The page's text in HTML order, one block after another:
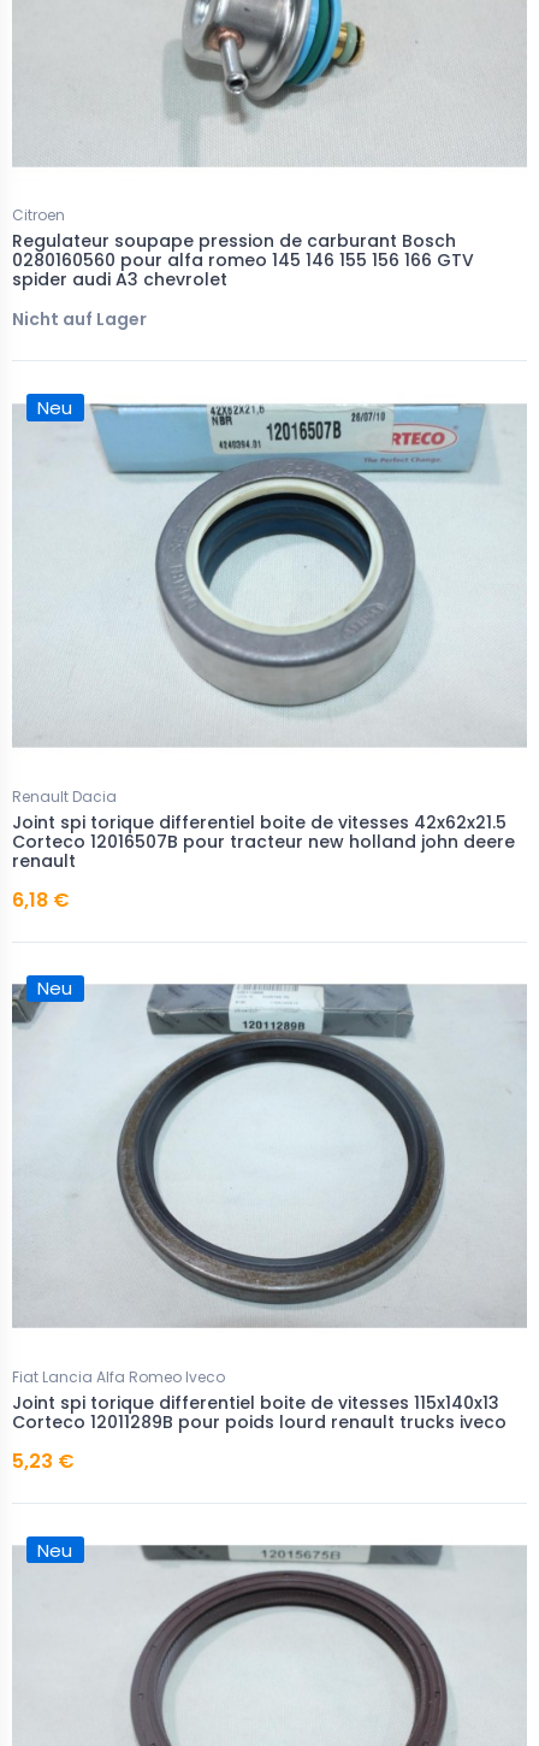
Citroen
Regulateur soupape pression de carburant Bosch
0280160560 pour alfa romeo 145 146 155 156 166 GTV
spider audi A3 chevrolet
Nicht auf Lager
Neu
Renault Dacia
Joint spi torique differentiel boite de vitesses 42x62x21.5
Corteco 12016507B pour tracteur new holland john deere
renault
6,18 €
Neu
Fiat Lancia Alfa Romeo Iveco
Joint spi torique differentiel boite de vitesses 115x140x13
Corteco 12011289B pour poids lourd renault trucks iveco
5,23 €
Neu